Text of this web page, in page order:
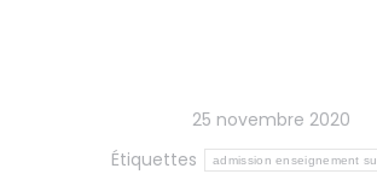
25 novembre 2020
Étiquettes
admission enseignement